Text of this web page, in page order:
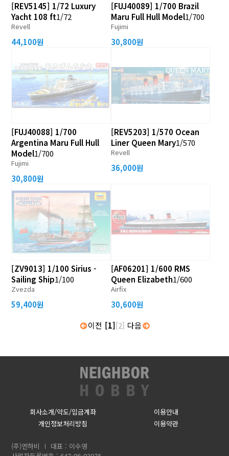
[REV5145] 1/72 Luxury
Yacht 108 ft1/72
Revell
44,100원
[FUJ40089] 1/700 Brazil
Maru Full Hull Model1/700
Fujimi
30,800원
[FUJ40088] 1/700
Argentina Maru Full Hull
Model1/700
Fujimi
30,800원
[REV5203] 1/570 Ocean
Liner Queen Mary1/570
Revell
36,000원
[ZV9013] 1/100 Sirius -
Sailing Ship1/100
Zvezda
59,400원
[AF06201] 1/600 RMS
Queen Elizabeth1/600
Airfix
30,600원
이전 [1][2] 다음
회사소개/약도/입금계좌
이용안내
개인정보처리방침
이용약관
(주)엔하비
대표 : 이수영